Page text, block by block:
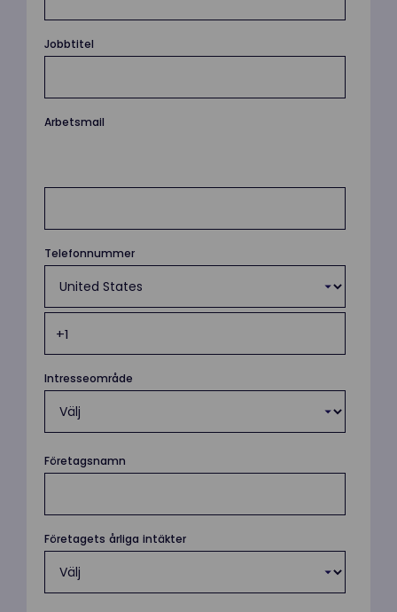
Jobbtitel
Arbetsmail
Telefonnummer
Intresseområde
Företagsnamn
Företagets årliga intäkter